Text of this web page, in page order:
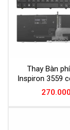
Thay Bàn
Inspiron 3559
270.000